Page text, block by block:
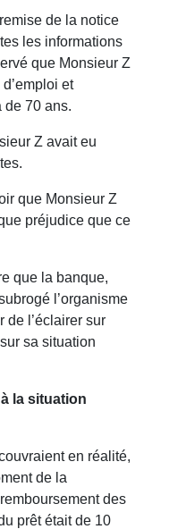
de la notice
les informations
que Monsieur Z
et
de 70 ans.
Z avait eu
que Monsieur Z
préjudice que ce
que la banque,
l’organisme
de l’éclairer sur
sa situation
la situation
en réalité,
de la
des
prêt était de 10